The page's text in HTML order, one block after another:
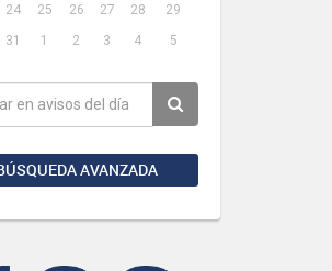
24 25 26 27 28
29
31 1 2 3 4 5
AVANZADA